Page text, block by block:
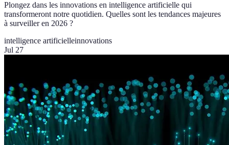
Plongez dans les innovations en intelligence artificielle qui
transformeront notre quotidien. Quelles sont les tendances majeures
à surveiller en 2026 ?
intelligence artificielleinnovations
Jul 27